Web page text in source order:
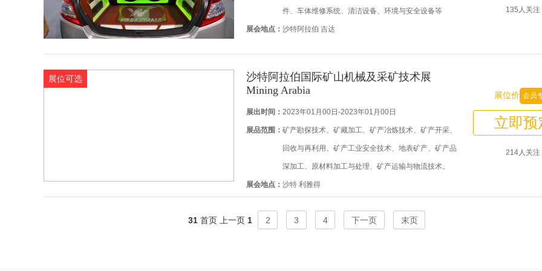
件、车体维修系统、清洁设备、环境与安全设备等
展会地点： 沙特阿拉伯 吉达
135人关注
展位可选
沙特阿拉伯国际矿山机械及采矿技术展
Mining Arabia
展出时间： 2023年01月00日-2023年01月00日
展品范围： 矿产勘探技术、矿藏加工、矿产冶炼技术、矿产开采、
回收与再利用、矿产工业安全技术、地表矿产、矿产品
深加工、原材料加工与处理、矿产运输与物流技术。
展会地点： 沙特 利雅得
展位价 会员
立即预
214人关注
31首页 上一页 1 2 3 4 下一页 末页